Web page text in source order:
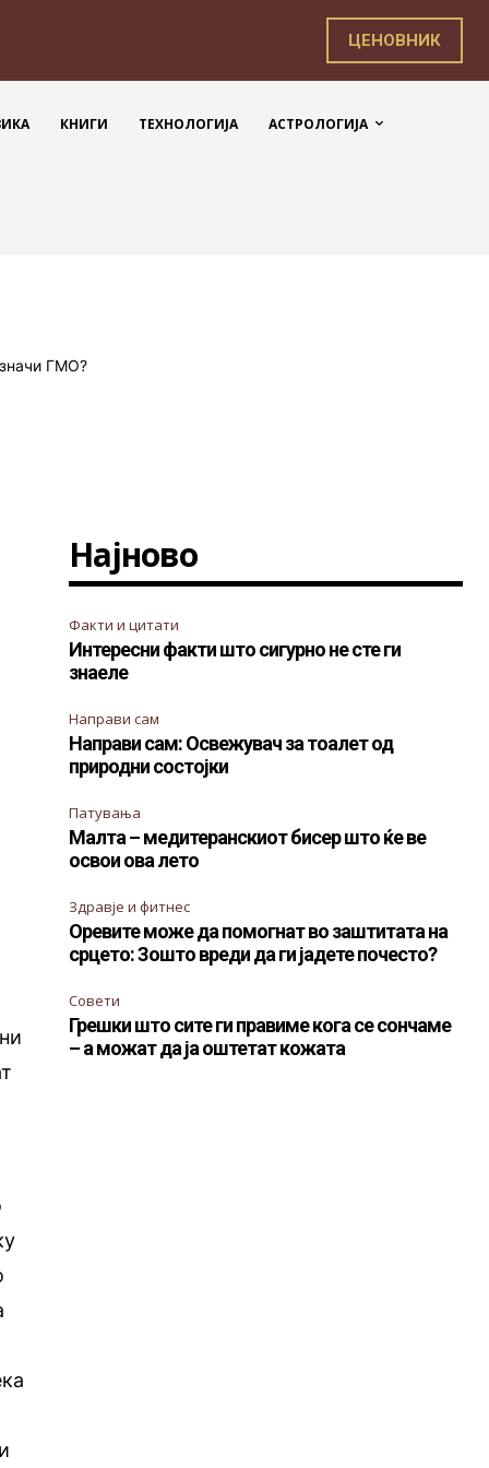
ЦЕНОВНИК
КНИГИ ТЕХНОЛОГИЈА АСТРОЛОГИЈА
Најново
Факти и цитати
Интересни факти што сигурно не сте ги
знаеле
Направи сам
Направи сам: Освежувач за тоалет од
природни состојки
Патувања
Малта – медитеранскиот бисер што ќе ве
освои ова лето
Здравје и фитнес
Оревите може да помогнат во заштитата на
срцето: Зошто вреди да ги јадете почесто?
Совети
Грешки што сите ги правиме кога се сончаме
– а можат да ја оштетат кожата